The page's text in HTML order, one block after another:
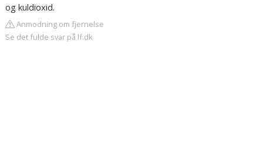
og kuldioxid.
Anmodning om fjernelse
Se det fulde svar på lf.dk